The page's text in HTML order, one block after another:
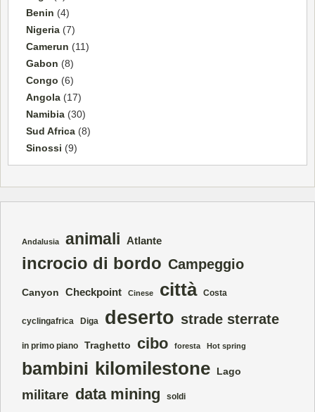
Benin (4)
Nigeria (7)
Camerun (11)
Gabon (8)
Congo (6)
Angola (17)
Namibia (30)
Sud Africa (8)
Sinossi (9)
Andalusia animali Atlante
incrocio di bordo Campeggio
Canyon Checkpoint Cinese città Costa
cyclingafrica Diga deserto strade sterrate
in primo piano Traghetto cibo foresta Hot spring
bambini kilomilestone Lago
militare data mining soldi